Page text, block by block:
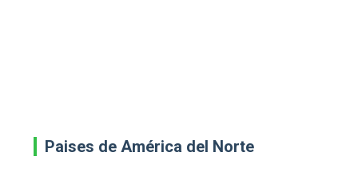
Paises de América del Norte